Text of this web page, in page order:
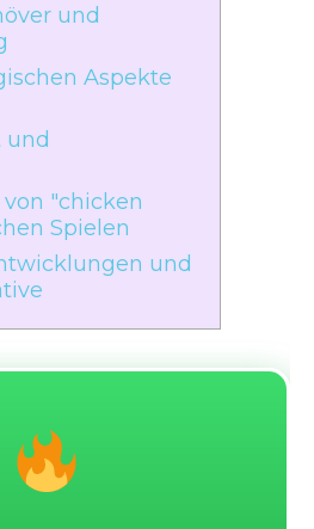
und
Aspekte
und
"chicken
Spielen
und